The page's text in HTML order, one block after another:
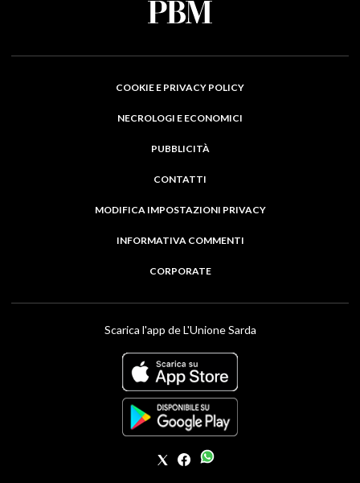
COOKIE E PRIVACY POLICY
NECROLOGI E ECONOMICI
PUBBLICITÀ
CONTATTI
MODIFICA IMPOSTAZIONI PRIVACY
INFORMATIVA COMMENTI
CORPORATE
Scarica l'app de L'Unione Sarda